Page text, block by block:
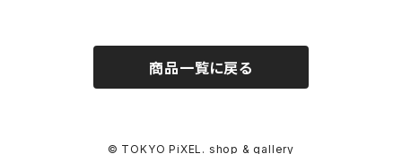
商品一覧に戻る
© TOKYO PiXEL. shop & gallery